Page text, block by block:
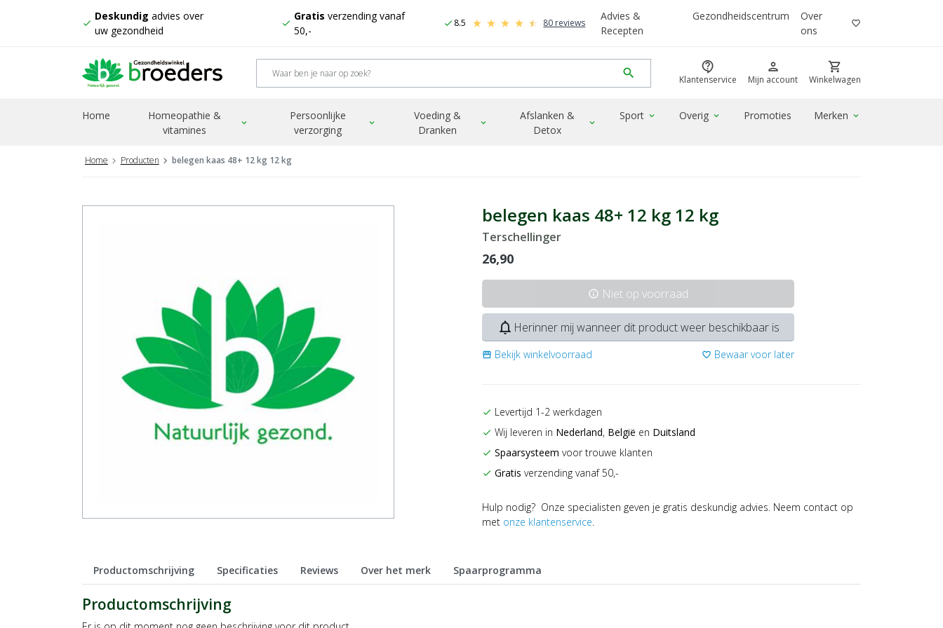
check
Deskundig advies over
uw gezondheid
check
Gratis verzending vanaf
50,-
check 8.5 80 reviews
Advies &
Recepten
Gezondheidscentrum
Over
ons
favorite_border
search contact_support
Klantenservice
person
Mijn account
shopping_cart
Winkelwagen
Home
Homeopathie &
vitamines
expand_more
Persoonlijke
verzorging
expand_more
Voeding &
Dranken
expand_more
Afslanken &
Detox
expand_more
Sport expand_more Overig expand_more Promoties Merken expand_more
Home Producten belegen kaas 48+ 12 kg 12 kg
belegen kaas 48+ 12 kg 12 kg
Terschellinger
26,90
info Niet op voorraad
notifications_none Herinner mij wanneer dit product weer beschikbaar is
storefront Bekijk winkelvoorraad favorite_border Bewaar voor later
check Levertijd 1-2 werkdagen
check Wij leveren in Nederland, België en Duitsland
check Spaarsysteem voor trouwe klanten
check Gratis verzending vanaf 50,-
Hulp nodig? Onze specialisten geven je gratis deskundig advies. Neem contact op
met onze klantenservice.
Productomschrijving Specificaties Reviews Over het merk Spaarprogramma
Productomschrijving